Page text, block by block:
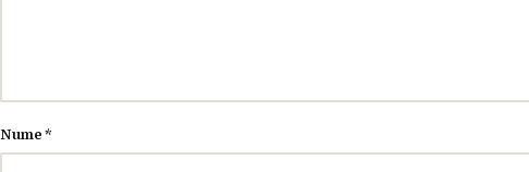
Nume*